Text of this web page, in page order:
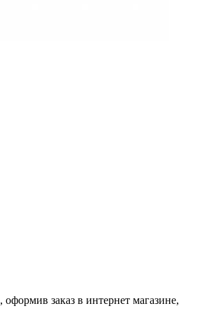
, оформив заказ в интернет магазине,